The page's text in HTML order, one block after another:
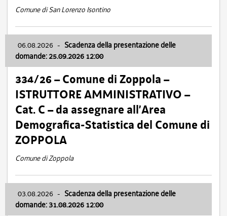
Comune di San Lorenzo Isontino
06.08.2026 - Scadenza della presentazione delle
domande: 25.09.2026 12:00
334/26 – Comune di Zoppola –
ISTRUTTORE AMMINISTRATIVO –
Cat. C – da assegnare all’Area
Demografica-Statistica del Comune di
ZOPPOLA
Comune di Zoppola
03.08.2026 - Scadenza della presentazione delle
domande: 31.08.2026 12:00